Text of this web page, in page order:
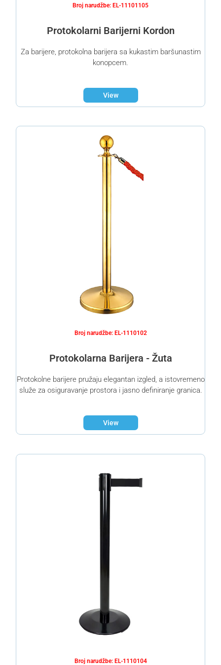
Broj narudžbe: EL-11101105
Protokolarni Barijerni Kordon
Za barijere, protokolna barijera sa kukastim baršunastim
konopcem.
View
Broj narudžbe: EL-1110102
Protokolarna Barijera - Žuta
Protokolne barijere pružaju elegantan izgled, a istovremeno
služe za osiguravanje prostora i jasno definiranje granica.
View
Broj narudžbe: EL-1110104